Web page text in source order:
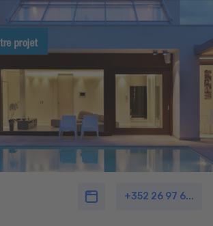
+352 26 97 6...